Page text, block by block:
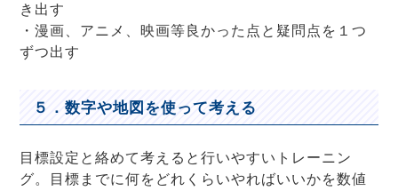
き出す
・漫画、アニメ、映画等良かった点と疑問点を１つ
ずつ出す
５．数字や地図を使って考える
目標設定と絡めて考えると行いやすいトレーニン
グ。目標までに何をどれくらいやればいいかを数値